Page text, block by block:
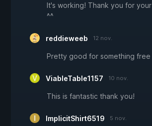
It's working! Thank you for
^^
reddieweeb 12 nov.
Pretty good for something free
ViableTable1157 10 nov.
This is fantastic thank you!
ImplicitShirt6519 5 nov.